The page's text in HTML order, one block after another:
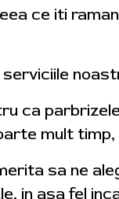
ce iti
serviciile
ca
mult
sa ne
in asa fel